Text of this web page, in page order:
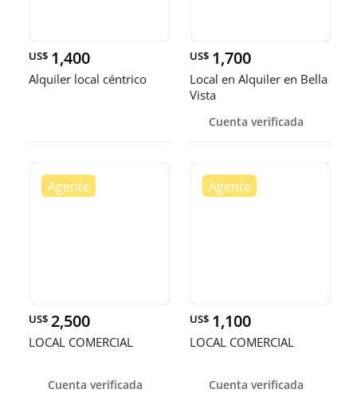
US$ 1,400
Alquiler local céntrico
US$ 1,700
Local en Alquiler en Bella
Vista
Cuenta verificada
US$ 2,500
LOCAL COMERCIAL
Cuenta verificada
US$ 1,100
LOCAL COMERCIAL
Cuenta verificada